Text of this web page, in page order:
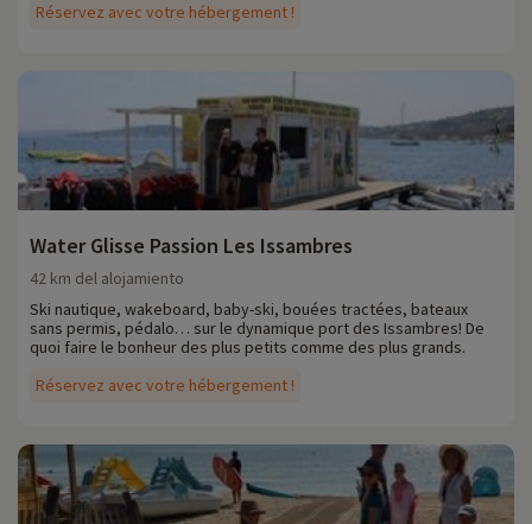
Réservez avec votre hébergement !
Water Glisse Passion Les Issambres
Réservez avec votre hébergement !
42 km del alojamiento
Ski nautique, wakeboard, baby-ski, bouées tractées, bateaux
sans permis, pédalo… sur le dynamique port des Issambres! De
quoi faire le bonheur des plus petits comme des plus grands.